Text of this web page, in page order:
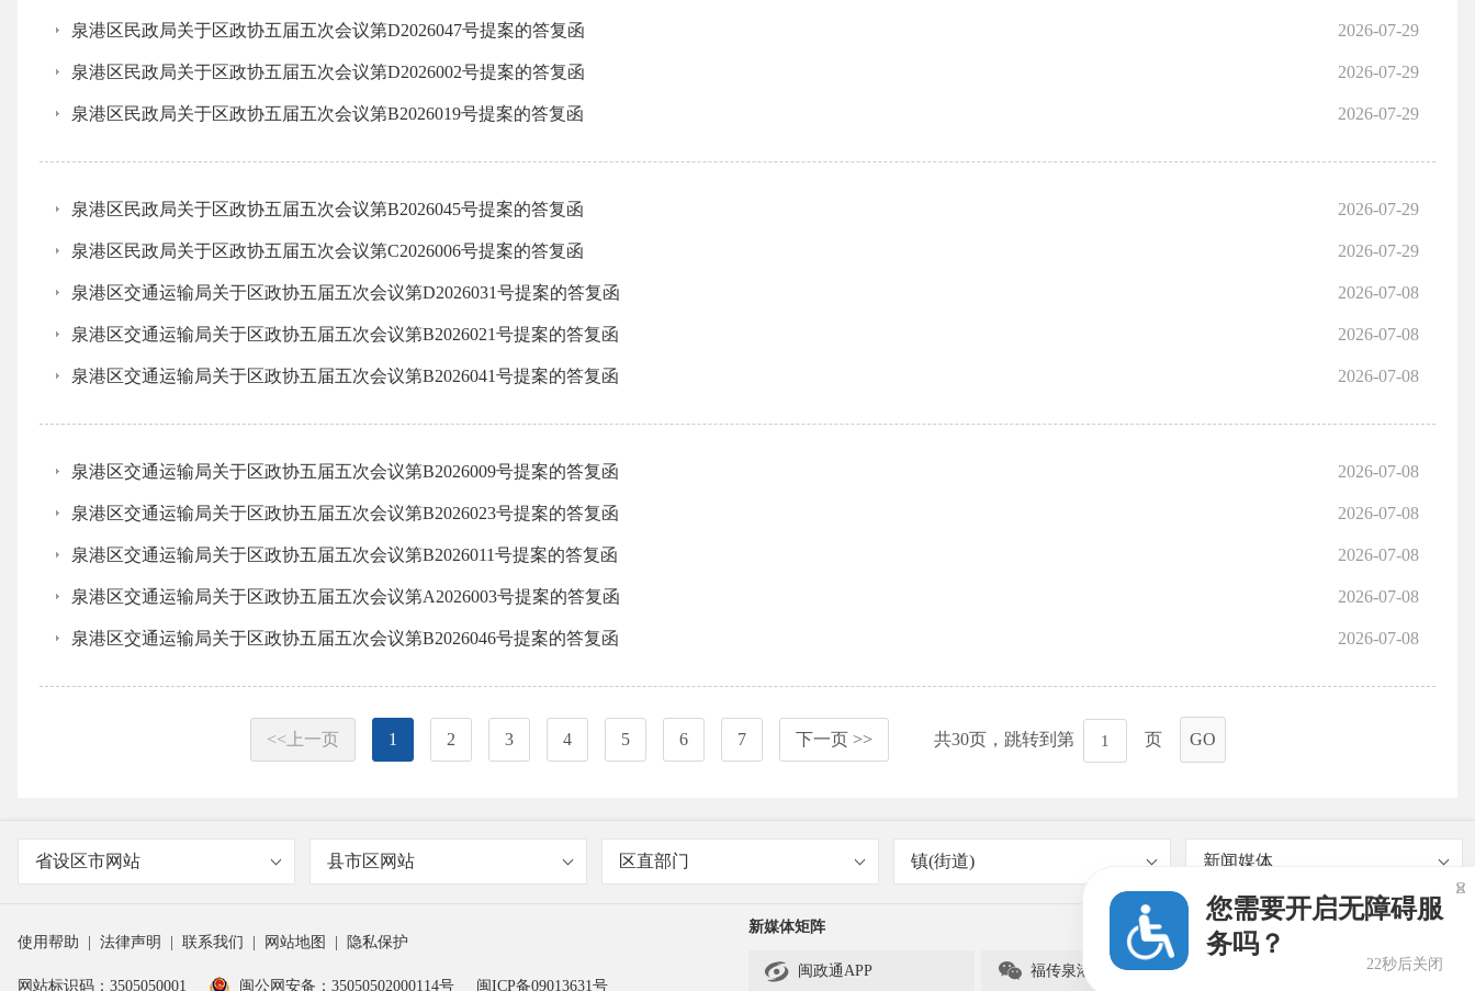
2026-07-29
泉港区民政局关于区政协五届五次会议第D2026047号提案的答复函
2026-07-29
泉港区民政局关于区政协五届五次会议第D2026002号提案的答复函
2026-07-29
泉港区民政局关于区政协五届五次会议第B2026019号提案的答复函
2026-07-29
泉港区民政局关于区政协五届五次会议第B2026045号提案的答复函
2026-07-29
泉港区民政局关于区政协五届五次会议第C2026006号提案的答复函
2026-07-08
泉港区交通运输局关于区政协五届五次会议第D2026031号提案的答复函
2026-07-08
泉港区交通运输局关于区政协五届五次会议第B2026021号提案的答复函
2026-07-08
泉港区交通运输局关于区政协五届五次会议第B2026041号提案的答复函
2026-07-08
泉港区交通运输局关于区政协五届五次会议第B2026009号提案的答复函
2026-07-08
泉港区交通运输局关于区政协五届五次会议第B2026023号提案的答复函
2026-07-08
泉港区交通运输局关于区政协五届五次会议第B2026011号提案的答复函
2026-07-08
泉港区交通运输局关于区政协五届五次会议第A2026003号提案的答复函
2026-07-08
泉港区交通运输局关于区政协五届五次会议第B2026046号提案的答复函
<<上一页 1 2 3 4 5 6 7 下一页 >> 共30页，跳转到第 页 GO
省设区市网站 县市区网站 区直部门 镇(街道) 新闻媒体
使用帮助 法律声明 联系我们 网站地图 隐私保护
网站标识码：3505050001 闽公网安备：35050502000114号 闽ICP备09013631号
新媒体矩阵
 闽政通APP  福传泉港
您需要开启无障碍服
务吗？
22秒后关闭
